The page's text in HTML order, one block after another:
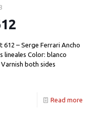
– Serge Ferrari Ancho
lineales Color: blanco
both sides
Read more